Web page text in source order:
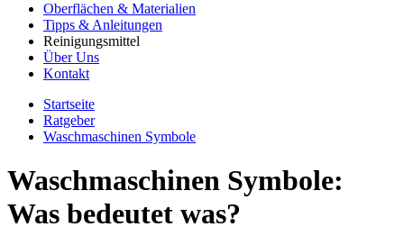
Oberflächen & Materialien
Tipps & Anleitungen
Reinigungsmittel
Über Uns
Kontakt
Startseite
Ratgeber
Waschmaschinen Symbole
Waschmaschinen Symbole:
Was bedeutet was?